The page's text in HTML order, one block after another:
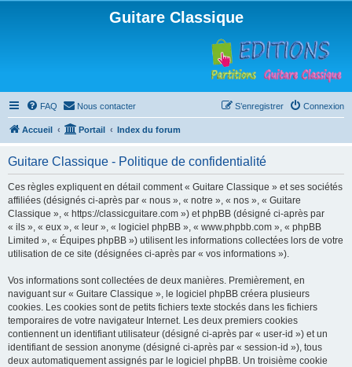
Guitare Classique
FAQ Nous contacter Connexion
S’enregistrer
Accueil Portail Index du forum
Guitare Classique - Politique de confidentialité
Ces règles expliquent en détail comment « Guitare Classique » et ses sociétés
affiliées (désignés ci-après par « nous », « notre », « nos », « Guitare
Classique », « https://classicguitare.com ») et phpBB (désigné ci-après par
« ils », « eux », « leur », « logiciel phpBB », « www.phpbb.com », « phpBB
Limited », « Équipes phpBB ») utilisent les informations collectées lors de votre
utilisation de ce site (désignées ci-après par « vos informations »).
Vos informations sont collectées de deux manières. Premièrement, en
naviguant sur « Guitare Classique », le logiciel phpBB créera plusieurs
cookies. Les cookies sont de petits fichiers texte stockés dans les fichiers
temporaires de votre navigateur Internet. Les deux premiers cookies
contiennent un identifiant utilisateur (désigné ci-après par « user-id ») et un
identifiant de session anonyme (désigné ci-après par « session-id »), tous
deux automatiquement assignés par le logiciel phpBB. Un troisième cookie